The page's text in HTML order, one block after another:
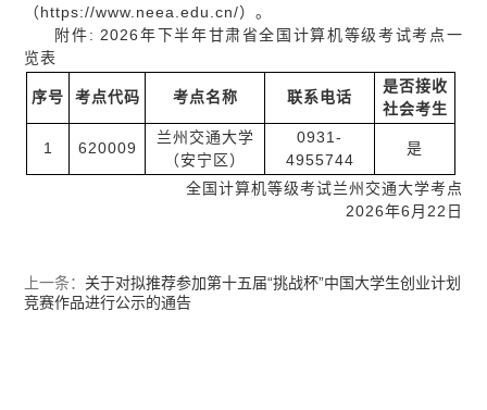
（https://www.neea.edu.cn/）。
附件: 2026年下半年甘肃省全国计算机等级考试考点一
览表
序号 考点代码 考点名称 联系电话
是否接收
社会考生
1 620009
兰州交通大学
（安宁区）
0931-
4955744
是
全国计算机等级考试兰州交通大学考点
2026年6月22日
上一条： 关于对拟推荐参加第十五届“挑战杯”中国大学生创业计划
竞赛作品进行公示的通告